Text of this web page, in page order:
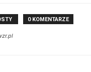
0 KOMENTARZE